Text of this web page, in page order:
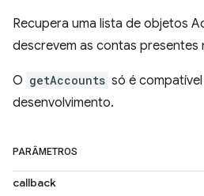
Recupera uma lista de objetos
descrevem as contas presentes
O getAccounts só é
desenvolvimento.
PARÂMETROS
callback